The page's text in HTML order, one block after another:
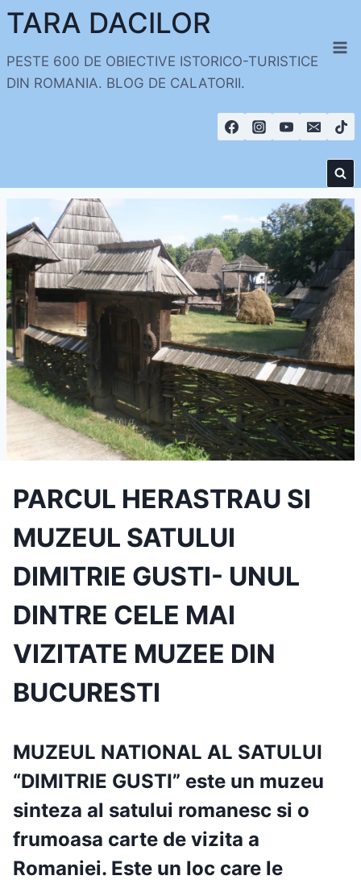
Skip
content
TARA DACILOR
PESTE 600 DE OBIECTIVE ISTORICO-TURISTICE
DIN ROMANIA. BLOG DE CALATORII.
PARCUL HERASTRAU SI
MUZEUL SATULUI
DIMITRIE GUSTI- UNUL
DINTRE CELE MAI
VIZITATE MUZEE DIN
BUCURESTI
MUZEUL NATIONAL AL SATULUI
“DIMITRIE GUSTI” este un muzeu
sinteza al satului romanesc si o
frumoasa carte de vizita a
Romaniei. Este un loc care le